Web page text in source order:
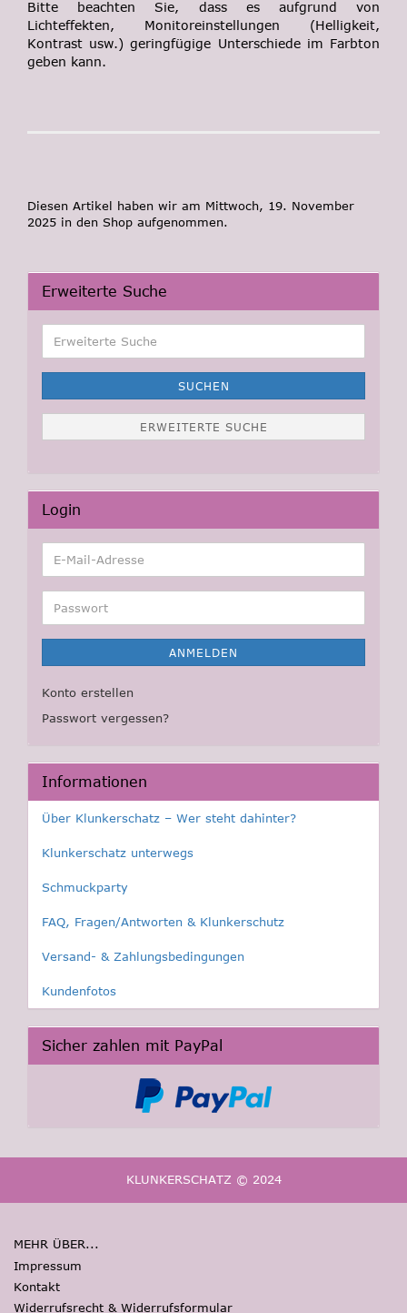
Bitte beachten Sie, dass es aufgrund von
Lichteffekten, Monitoreinstellungen (Helligkeit,
Kontrast usw.) geringfügige Unterschiede im Farbton
geben kann.
Diesen Artikel haben wir am Mittwoch, 19. November
2025 in den Shop aufgenommen.
Erweiterte Suche
Suche
SUCHEN
ERWEITERTE SUCHE
Login
E-
Mail-
Adresse
Passwort
ANMELDEN
Konto erstellen
Passwort vergessen?
Informationen
Über Klunkerschatz – Wer steht dahinter?
Klunkerschatz unterwegs
Schmuckparty
FAQ, Fragen/Antworten & Klunkerschutz
Versand- & Zahlungsbedingungen
Kundenfotos
Sicher zahlen mit PayPal
KLUNKERSCHATZ © 2024
MEHR ÜBER...
Impressum
Kontakt
Widerrufsrecht & Widerrufsformular